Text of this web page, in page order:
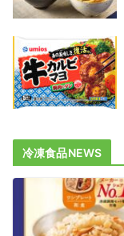
冷凍食品NEWS